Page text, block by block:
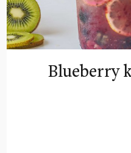
Blueberry